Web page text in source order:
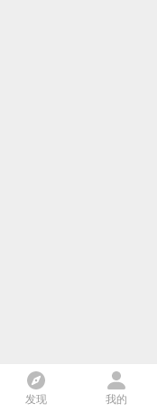
发现 我的